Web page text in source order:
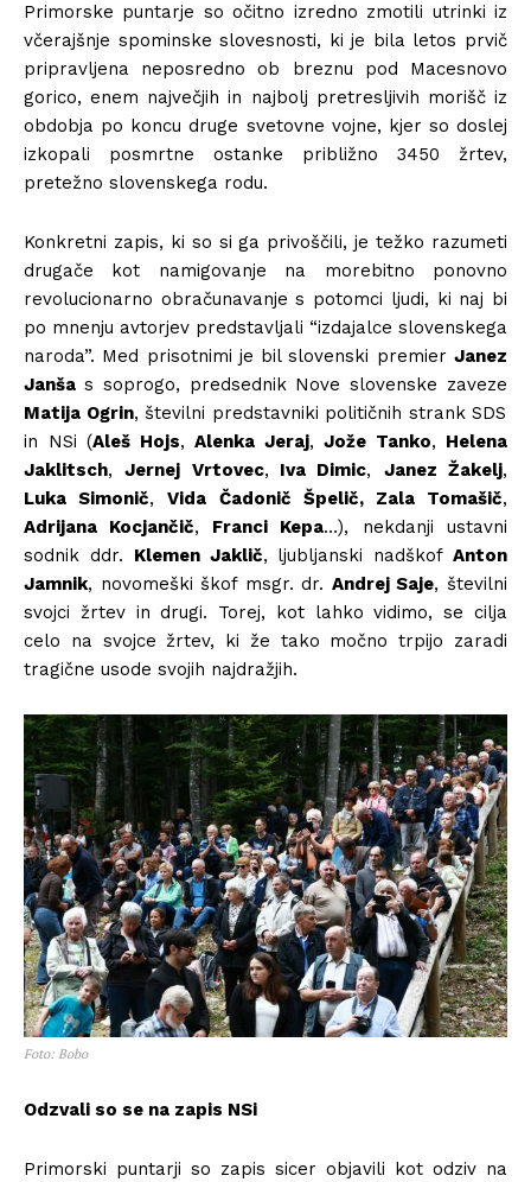
Primorske puntarje so očitno izredno zmotili utrinki iz
včerajšnje spominske slovesnosti, ki je bila letos prvič
pripravljena neposredno ob breznu pod Macesnovo
gorico, enem največjih in najbolj pretresljivih morišč iz
obdobja po koncu druge svetovne vojne, kjer so doslej
izkopali posmrtne ostanke približno 3450 žrtev,
pretežno slovenskega rodu.
Konkretni zapis, ki so si ga privoščili, je težko razumeti
drugače kot namigovanje na morebitno ponovno
revolucionarno obračunavanje s potomci ljudi, ki naj bi
po mnenju avtorjev predstavljali “izdajalce slovenskega
naroda”. Med prisotnimi je bil slovenski premier Janez
Janša s soprogo, predsednik Nove slovenske zaveze
Matija Ogrin, številni predstavniki političnih strank SDS
in NSi (Aleš Hojs, Alenka Jeraj, Jože Tanko, Helena
Jaklitsch,Jernej Vrtovec, Iva Dimic, Janez Žakelj,
Luka Simonič,Vida Čadonič Špelič, Zala Tomašič,
Adrijana Kocjančič, Franci Kepa…), nekdanji ustavni
sodnik ddr. Klemen Jaklič, ljubljanski nadškofAnton
Jamnik, novomeški škof msgr. dr. Andrej Saje, številni
svojci žrtev in drugi. Torej, kot lahko vidimo, se cilja
celo na svojce žrtev, ki že tako močno trpijo zaradi
tragične usode svojih najdražjih.
Foto: Bobo
Odzvali so se na zapis NSi
Primorski puntarji so zapis sicer objavili kot odziv na